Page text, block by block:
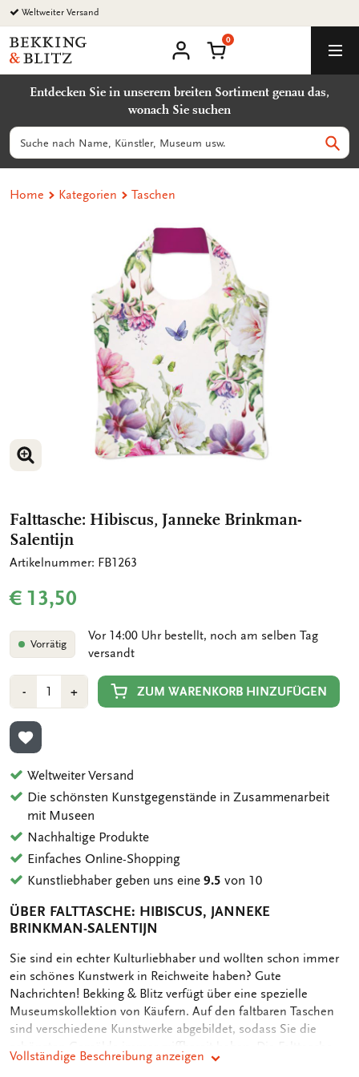
Zurück
zum
Inhalt
Weltweiter Versand
Bekking
&
Uitgevers
Warenkorb
0
Entdecken Sie in unserem breiten Sortiment genau das,
wonach Sie suchen
Suchen
Home Kategorien Taschen
BILD VERGRÖSSERN
Falttasche: Hibiscus, Janneke Brinkman-
Salentijn
Artikelnummer: FB1263
€ 13,50
Vorrätig
Vor 14:00 Uhr bestellt, noch am selben Tag
versandt
-Min
1
Anzahl
+Plus
1
ZUM WARENKORB HINZUFÜGEN
ZUR WUNSCHLISTE HINZUFÜGEN
Weltweiter Versand
Die schönsten Kunstgegenstände in Zusammenarbeit
mit Museen
Nachhaltige Produkte
Einfaches Online-Shopping
Kunstliebhaber geben uns eine9.5 von 10
ÜBER FALTTASCHE: HIBISCUS, JANNEKE
BRINKMAN-SALENTIJN
OMSCHRIJVING
Sie sind ein echter Kulturliebhaber und wollten schon immer
ein schönes Kunstwerk in Reichweite haben? Gute
Nachrichten! Bekking & Blitz verfügt über eine spezielle
Museumskollektion von Käufern. Auf den faltbaren Taschen
sind verschiedene Kunstwerke abgebildet, sodass Sie die
schönsten Gemälde immer griffbereit haben. Die Falttasche
von Bekking & Blitz wiegt nur 72 Gramm und ist faltbar, sodass
Vollständige Beschreibung anzeigen